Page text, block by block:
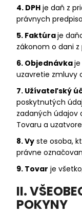
4. DPH je daň z
právnych
5. Faktúraje
zákonom o dani
6. Objednávka
uzavretie zmluvy
7. Užívateľský
poskytnutých
zadaných údajov
Tovaru a
8. Vy ste osoba,
právne
9. Tovar je
II.
POKYNY